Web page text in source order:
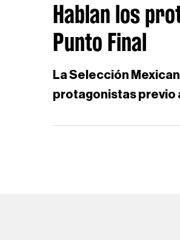
Hablan los
Punto Final
La Selección
protagonistas previo